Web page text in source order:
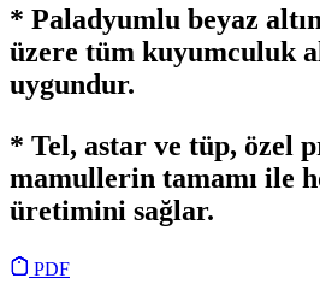
* Paladyumlu beyaz
üzere tüm kuyumculuk
uygundur.
* Tel, astar ve tüp, özel
mamullerin tamamı ile
üretimini sağlar.
PDF